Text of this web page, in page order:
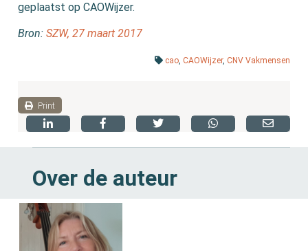
geplaatst op CAOWijzer.
Bron:SZW, 27 maart 2017
cao, CAOWijzer, CNV Vakmensen
Print
Over de auteur